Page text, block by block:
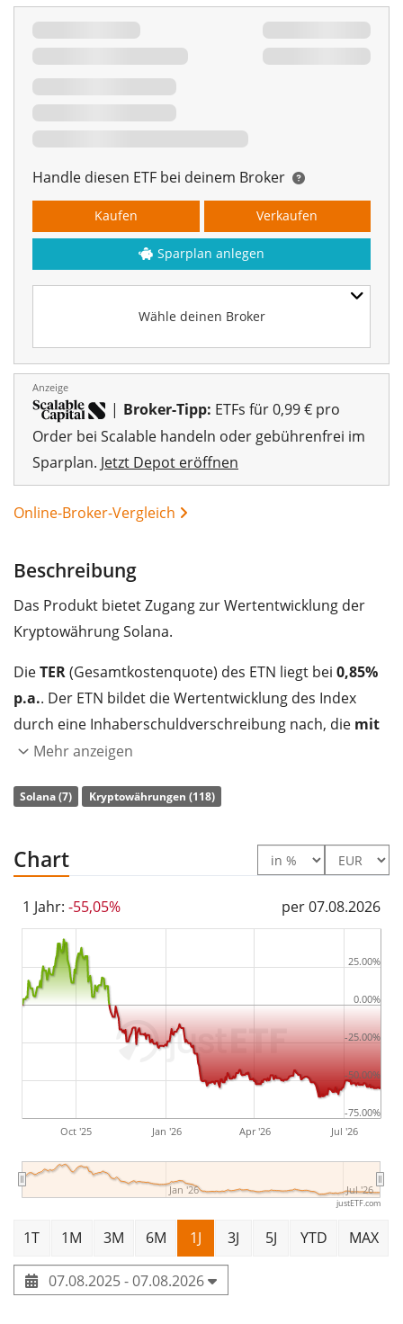
Handle diesen ETF bei deinem Broker
Wähle deinen Broker
Kaufen Verkaufen
Sparplan anlegen
Anzeige
| Broker-Tipp: ETFs für 0,99 € pro
Order bei Scalable handeln oder gebührenfrei im
Sparplan. Jetzt Depot eröffnen
Online-Broker-Vergleich
Beschreibung
Das Produkt bietet Zugang zur Wertentwicklung der
Kryptowährung Solana.
DieTER(Gesamtkostenquote) des ETN liegt bei 0,85%
p.a.. Der ETN bildet die Wertentwicklung des Index
durch eine Inhaberschuldverschreibung nach, die mit
entsprechenden Krypto-Beständen besichert
Der Bitwise Solana Staking ETP ist ein sehr kleiner ETN
11. Dezember 2024 in Deutschland aufgelegt.
Mehr anzeigen
Solana (7) Kryptowährungen (118)
Chart
1 Jahr: -55,05% per 07.08.2026
Oct '25 Jan '26 Apr '26 Jul '26
Jan '26 Jul '26
-75.00%
-50.00%
-25.00%
0.00%
25.00%
justETF.com
1T 1M 3M 6M 1J 3J 5J YTD MAX
07.08.2025 - 07.08.2026